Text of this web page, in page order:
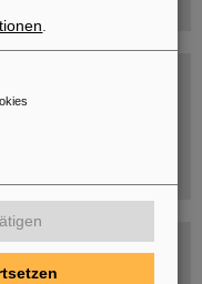
FAIR.